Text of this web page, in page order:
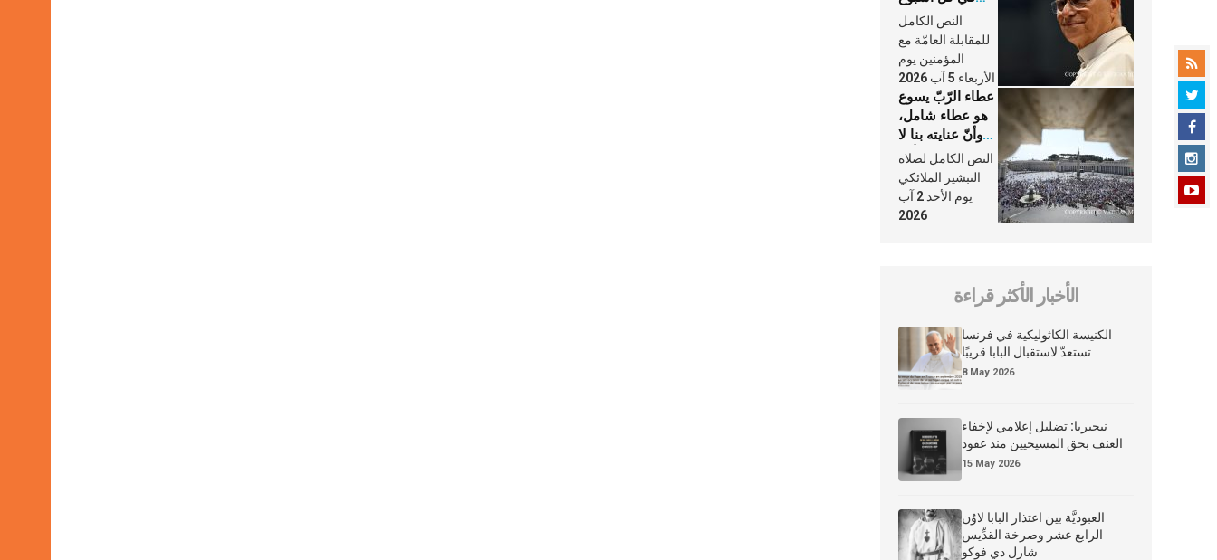
وكلّ يوم، هما
النَّفَس في حياة
الكنيسة
النص الكامل
للمقابلة العامّة مع
المؤمنين يوم
الأربعاء 5 آب 2026
عطاء الرّبّ يسوع
هو عطاء شامل،
وأنّ عنايته بنا لا
تغيب عنّا أبدًا
النص الكامل لصلاة
التبشير الملائكي
يوم الأحد 2 آب
2026
الأخبار الأكثر قراءة
الكنيسة الكاثوليكية في فرنسا
تستعدّ لاستقبال البابا قريبًا
8 May 2026
نيجيريا: تضليل إعلامي لإخفاء
العنف بحق المسيحيين منذ عقود
15 May 2026
العبوديَّة بين اعتذار البابا لاوُن
الرابع عشر وصرخة القدِّيس
شارل دي فوكو